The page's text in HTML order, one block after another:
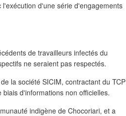
d'une série d'engagements
de travailleurs infectés du
ne seraient pas respectés.
la société SICIM, contractant du TCP
d'informations non officielles.
indigène de Chocoriari, et a